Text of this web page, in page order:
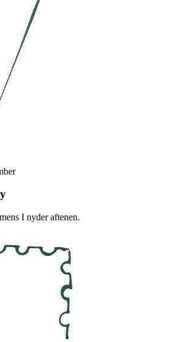
I nyder aftenen.